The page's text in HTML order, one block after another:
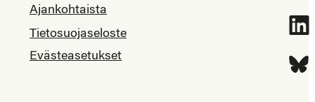
Ajankohtaista
Tietosuojaseloste
Evästeasetukset